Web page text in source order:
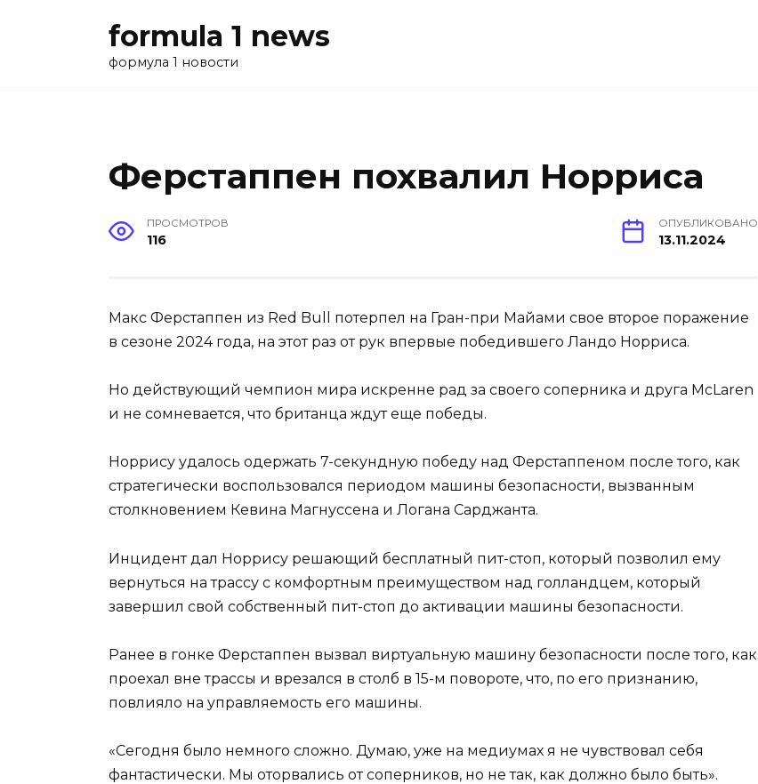
formula 1 news
формула 1 новости
Ферстаппен похвалил Норриса
ПРОСМОТРОВ
116
ОПУБЛИКОВАНО
13.11.2024
Макс Ферстаппен из Red Bull потерпел на Гран-при Майами свое второе поражение
в сезоне 2024 года, на этот раз от рук впервые победившего Ландо Норриса.
Но действующий чемпион мира искренне рад за своего соперника и друга McLaren
и не сомневается, что британца ждут еще победы.
Норрису удалось одержать 7-секундную победу над Ферстаппеном после того, как
стратегически воспользовался периодом машины безопасности, вызванным
столкновением Кевина Магнуссена и Логана Сарджанта.
Инцидент дал Норрису решающий бесплатный пит-стоп, который позволил ему
вернуться на трассу с комфортным преимуществом над голландцем, который
завершил свой собственный пит-стоп до активации машины безопасности.
Ранее в гонке Ферстаппен вызвал виртуальную машину безопасности после того, как
проехал вне трассы и врезался в столб в 15-м повороте, что, по его признанию,
повлияло на управляемость его машины.
«Сегодня было немного сложно. Думаю, уже на медиумах я не чувствовал себя
фантастически. Мы оторвались от соперников, но не так, как должно было быть».